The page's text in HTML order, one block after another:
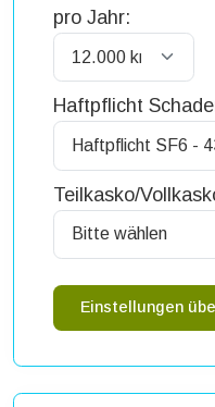
pro Jahr:
Haftpflicht
Teilkasko/
Einstellungen